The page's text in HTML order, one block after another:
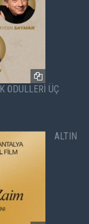
ÖDÜLLERİ ÜÇ
ALTIN